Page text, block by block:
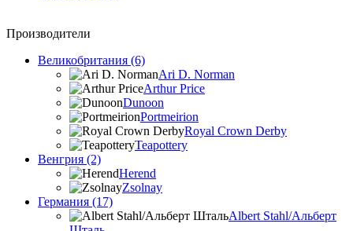
Производители
Великобритания (6)
Ari D. Norman
Arthur Price
Dunoon
Portmeirion
Royal Crown Derby
Teapottery
Венгрия (2)
Herend
Zsolnay
Германия (17)
Albert Stahl/Альбеpт